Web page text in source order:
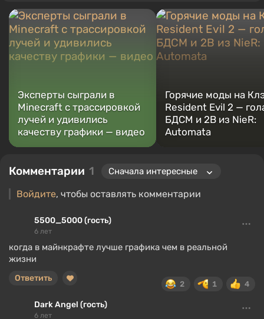
Эксперты сыграли в
Minecraft с трассировкой
лучей и удивились
качеству графики — видео
Горячие моды на
Resident Evil 2 —
БДСМ и 2B из NieR:
Automata
Комментарии 1
Войдите, чтобы оставлять комментарии
5500_5000 (гость)
6 лет
когда в майнкрафте лучше графика чем в реальной
жизни
2 1 4
Ответить
Dark Angel (гость)
6 лет